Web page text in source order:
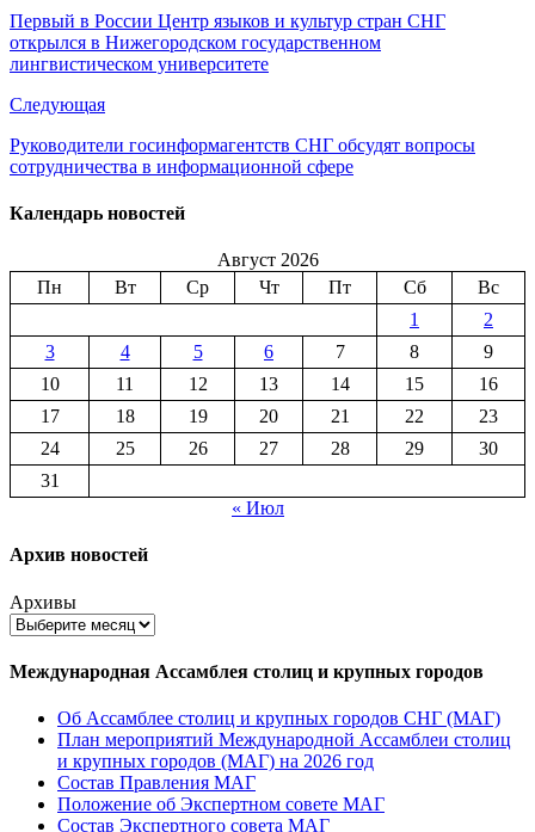
Первый в России Центр языков и культур стран СНГ
открылся в Нижегородском государственном
лингвистическом университете
Следующая
Руководители госинформагентств СНГ обсудят вопросы
сотрудничества в информационной сфере
Календарь новостей
Август 2026
Пн
Вт Ср Чт Пт Сб
Вс
1
2
3
4 5 6 7 8
9
10
11 12 13 14 15
16
17
18 19 20 21 22
23
24
25 26 27 28 29
30
31
« Июл
Архив новостей
Архивы
Международная Ассамблея столиц и крупных городов
Об Ассамблее столиц и крупных городов СНГ (МАГ)
План мероприятий Международной Ассамблеи столиц
и крупных городов (МАГ) на 2026 год
Состав Правления МАГ
Положение об Экспертном совете МАГ
Состав Экспертного совета МАГ